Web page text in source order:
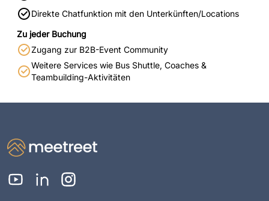
Direkte Chatfunktion mit den Unterkünften/Locations
Zu jeder Buchung
Zugang zur B2B-Event Community
Weitere Services wie Bus Shuttle, Coaches &
Teambuilding-Aktivitäten